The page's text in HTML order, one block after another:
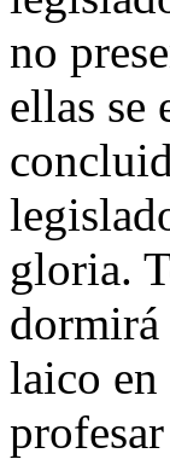
no
ellas se
gloria.
dormirá
laico en